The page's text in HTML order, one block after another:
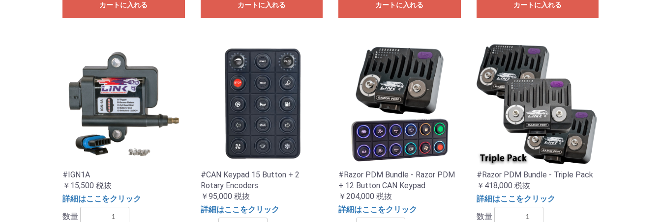
カートに入れる カートに入れる カートに入れる カートに入れる
#IGN1A
￥15,500 税抜
詳細はここをクリック
数量
#CAN Keypad 15 Button + 2
Rotary Encoders
￥95,000 税抜
詳細はここをクリック
#Razor PDM Bundle - Razor PDM
+ 12 Button CAN Keypad
￥204,000 税抜
詳細はここをクリック
#Razor PDM Bundle - Triple Pack
￥418,000 税抜
詳細はここをクリック
数量